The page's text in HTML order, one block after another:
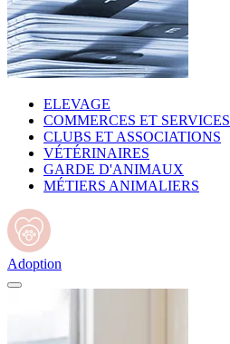
ELEVAGE
COMMERCES ET SERVICES
CLUBS ET ASSOCIATIONS
VÉTÉRINAIRES
GARDE D'ANIMAUX
MÉTIERS ANIMALIERS
Adoption